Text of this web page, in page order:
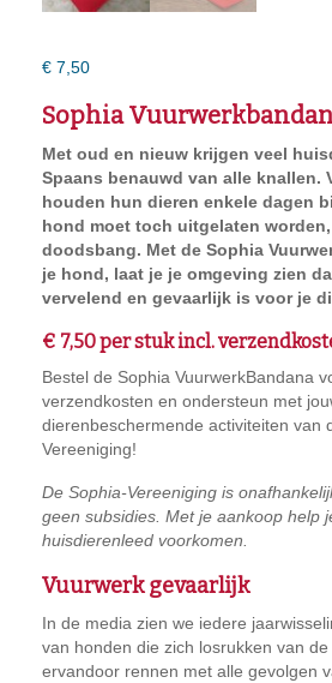
€ 7,50
Sophia
Met oud en nieuw krijgen veel
Spaans benauwd van alle knallen.
houden hun dieren enkele dagen
hond moet toch uitgelaten
doodsbang. Met de Sophia
je hond, laat je je omgeving zien
vervelend en gevaarlijk is voor je
€ 7,50 per stuk incl.
Bestel de Sophia VuurwerkBandana
verzendkosten en ondersteun met
dierenbeschermende activiteiten van
Vereeniging!
De Sophia-Vereeniging is
geen subsidies. Met je aankoop help
huisdierenleed voorkomen.
Vuurwerk gevaarlijk
In de media zien we iedere
van honden die zich losrukken van de
ervandoor rennen met alle gevolgen